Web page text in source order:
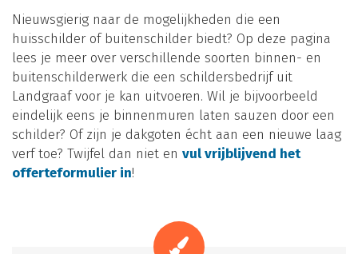
Nieuwsgierig naar de mogelijkheden die een
huisschilder of buitenschilder biedt? Op deze pagina
lees je meer over verschillende soorten binnen- en
buitenschilderwerk die een schildersbedrijf uit
Landgraaf voor je kan uitvoeren. Wil je bijvoorbeeld
eindelijk eens je binnenmuren laten sauzen door een
schilder? Of zijn je dakgoten écht aan een nieuwe laag
verf toe? Twijfel dan niet en vul vrijblijvend het
offerteformulier in!